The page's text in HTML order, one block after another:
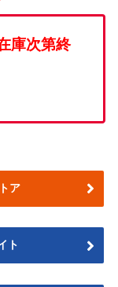
庫次第終
ア
ト